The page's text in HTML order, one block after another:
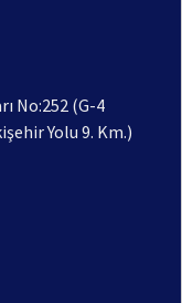
No:252 (G-4
Yolu 9. Km.)